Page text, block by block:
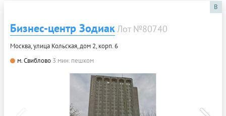
B
Бизнес-центр ЗодиакЛот №80740
Москва, улица Кольская, дом 2, корп. 6
м. Свиблово 3 мин. пешком